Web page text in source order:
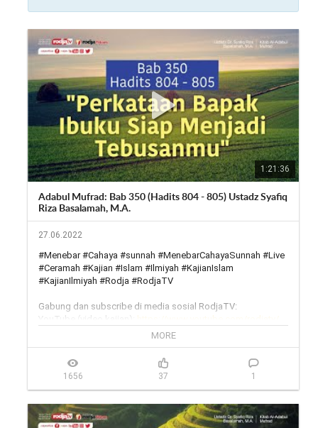
1:21:36
Adabul Mufrad: Bab 350 (Hadits 804 - 805) Ustadz Syafiq
Riza Basalamah, M.A.
27.06.2022
#Menebar #Cahaya #sunnah #MenebarCahayaSunnah #Live
#Ceramah #Kajian #Islam #Ilmiyah #KajianIslam
#KajianIlmiyah #Rodja #RodjaTV
Gabung dan subscribe di media sosial RodjaTV:
YouTube (video kajian): https://www.youtube.com/rodjatv/
https://www.youtube.com/MenebarCaha...
Facebook:
https://www.facebook.com/rodjatvoff...
Instagram:
https://www.instagram.com/rodjatv/
Telegram group: https://t.me/rodjatv
___
MORE
1656 37 1